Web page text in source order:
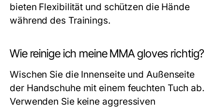
bieten Flexibilität und schützen die Hände
während des Trainings.
Wie reinige ich meine MMA gloves richtig?
Wischen Sie die Innenseite und Außenseite
der Handschuhe mit einem feuchten Tuch ab.
Verwenden Sie keine aggressiven